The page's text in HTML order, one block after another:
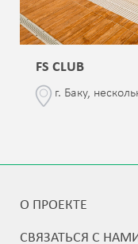
FS CLUB
г. Баку,
О ПРОЕКТЕ
СВЯЗАТЬСЯ С